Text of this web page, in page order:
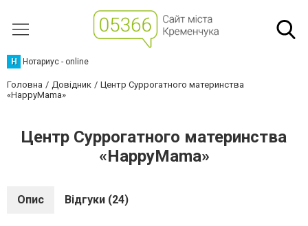
Н Нотариус - online
Головна Довідник
Центр Cуррогатного материнства
«HаppyMama»
Центр Cуррогатного материнства
«HаppyMama»
Опис Відгуки (24)